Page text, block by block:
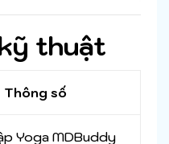
thuật
Thông số
Yoga MDBuddy